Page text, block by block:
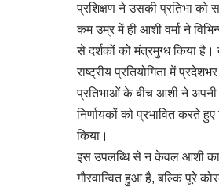
प्रशिक्षण ने उसकी प्रतिभा को
कम उम्र में ही आशी वर्मा ने
से दर्शकों को मंत्रमुग्ध किया है।
राष्ट्रीय प्रतियोगिता में
प्रतिभाओं के बीच आशी ने
निर्णायकों को प्रभावित करते हुए
किया।
इस उपलब्धि से न केवल आशी का
गौरवान्वित हुआ है, बल्कि पूरे